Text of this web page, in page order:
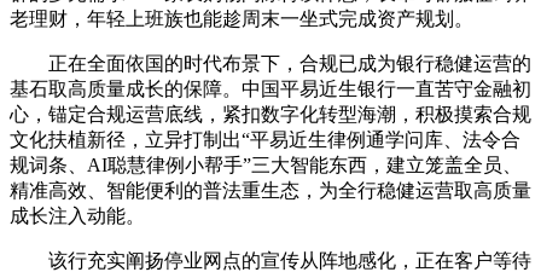
老理财，年轻上班族也能趁周末一坐式完成资产规划。
正在全面依国的时代布景下，合规已成为银行稳健运营的
基石取高质量成长的保障。中国平易近生银行一直苦守金融初
心，锚定合规运营底线，紧扣数字化转型海潮，积极摸索合规
文化扶植新径，立异打制出“平易近生律例通学问库、法令合
规词条、AI聪慧律例小帮手”三大智能东西，建立笼盖全员、
精准高效、智能便利的普法重生态，为全行稳健运营取高质量
成长注入动能。
该行充实阐扬停业网点的宣传从阵地感化，正在客户等待